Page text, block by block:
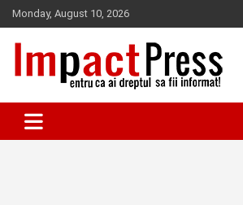
Skip
to
content
Monday, August 10, 2026
IMPACTPRESS